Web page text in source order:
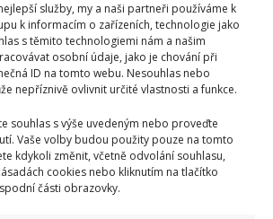
služby, my a naši partneři používáme k
k informacím o zařízeních, technologie jako
s těmito technologiemi nám a našim
osobní údaje, jako je chování při
ID na tomto webu. Nesouhlas nebo
nepříznivě ovlivnit určité vlastnosti a funkce.
souhlas s výše uvedeným nebo proveďte
Vaše volby budou použity pouze na tomto
kdykoli změnit, včetně odvolání souhlasu,
cookies nebo kliknutím na tlačítko
části obrazovky.